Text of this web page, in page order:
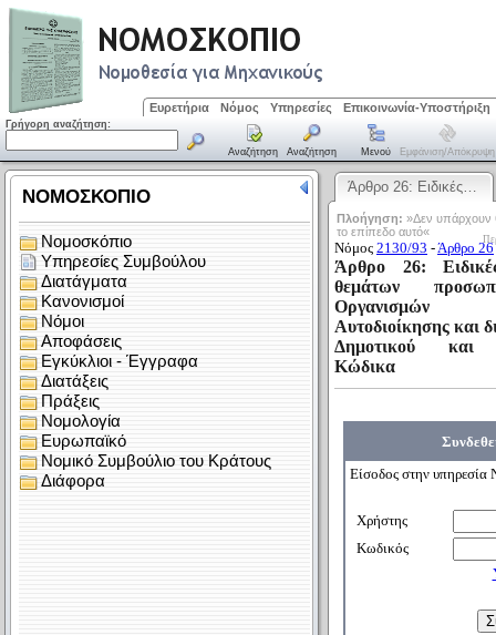
Ευρετήρια Νόμος Υπηρεσίες Επικοινωνία-Υποστήριξη
Γρήγορη αναζήτηση:
Αναζήτηση Αναζήτηση Μενού Εμφάνιση/απόκρυψη
Άρθρο 26: Ειδικές…